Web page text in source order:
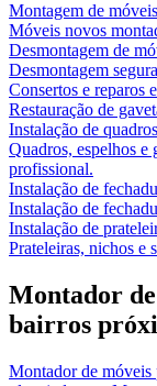
Montagem de móveis
Móveis novos
Desmontagem de
Desmontagem
Consertos e reparos
Restauração de
Instalação de
Quadros, espelhos
profissional.
Instalação de
Instalação de
Instalação de
Prateleiras, nichos e
Montador
bairros
Montador de móveis